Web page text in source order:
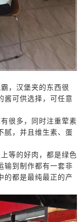
，汉堡夹的东西很
酱可供选择，可任意
很多，同时注重荤素
腻，并且维生素、蛋
等的好肉，都是绿色
输到制作都有一套非
的都是最纯最正的产